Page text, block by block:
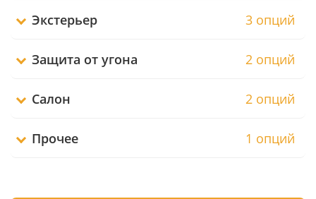
Экстерьер 3 опций
Защита от угона 2 опций
Салон 2 опций
Прочее 1 опций